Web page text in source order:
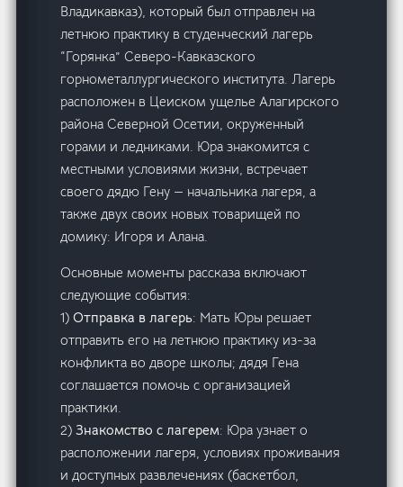
Владикавказ), который был отправлен на
летнюю практику в студенческий лагерь
“Горянка” Северо-Кавказского
горнометаллургического института. Лагерь
расположен в Цеиском ущелье Алагирского
района Северной Осетии, окруженный
горами и ледниками. Юра знакомится с
местными условиями жизни, встречает
своего дядю Гену — начальника лагеря, а
также двух своих новых товарищей по
домику: Игоря и Алана.
Основные моменты рассказа включают
следующие события:
1)Отправка в лагерь: Мать Юры решает
отправить его на летнюю практику из-за
конфликта во дворе школы; дядя Гена
соглашается помочь с организацией
практики.
2)Знакомство с лагерем: Юра узнает о
расположении лагеря, условиях проживания
и доступных развлечениях (баскетбол,